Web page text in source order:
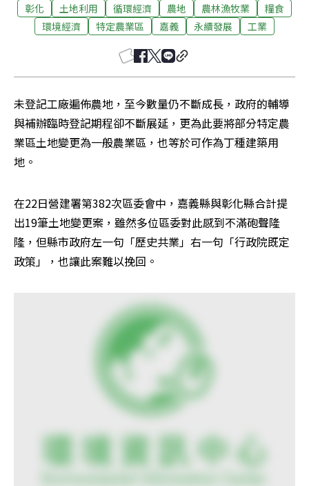
彰化 土地利用 循環經濟 農地 農林漁牧業
糧食
環境經濟
特定農業區 嘉義 永續發展 工業
未登記工廠遍佈農地，至今數量仍不斷成長，政府的輔導
與補辦臨時登記期程卻不斷展延，更為此要將部分特定農
業區土地變更為一般農業區，也等於可作為丁種建築用
地。
在22日營建署第382次區委會中，嘉義縣與彰化縣合計提
出19筆土地變更案，雖然多位區委對此感到不滿砲聲隆
隆，但縣市政府左一句「歷史共業」右一句「行政院既定
政策」，也讓此案難以挽回。